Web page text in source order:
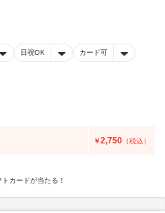
日祝OK カード可
￥2,750 （税込）
カードが当たる！